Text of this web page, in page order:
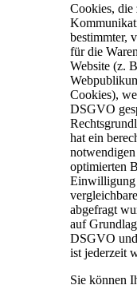
Cookies, die
bestimmter,
für die
Website (z.
Cookies),
DSGVO
hat ein
optimierten
Einwilligung
abgefragt
auf
DSGVO
ist jederzeit
Sie können